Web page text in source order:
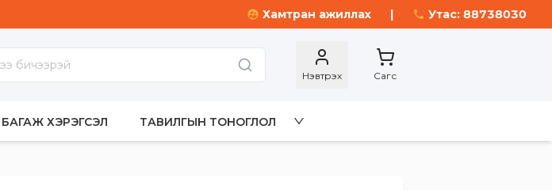
Хамтран ажиллах | Утас: 88738030
Нэвтрэх Сагс
БАГАЖ ХЭРЭГСЭЛ ТАВИЛГЫН ТОНОГЛОЛ